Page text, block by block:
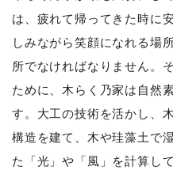
は、疲れて帰ってきた時に
しみながら笑顔になれる場
所でなければなりません。
ために、木らく乃家は自然
す。大工の技術を活かし、
構造を建て、木や珪藻土で
た「光」や「風」を計算し